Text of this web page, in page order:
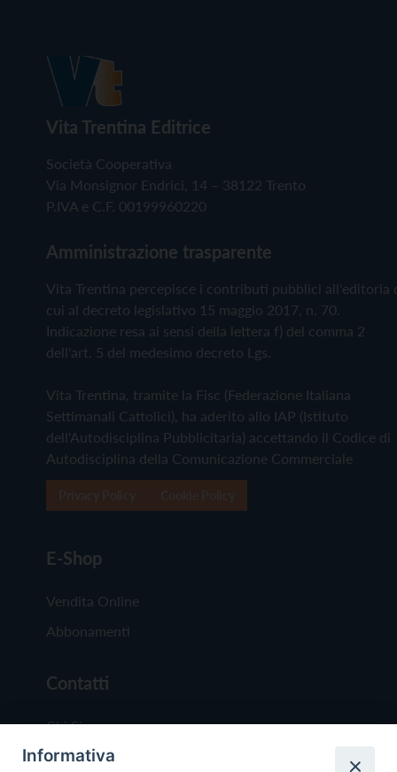
Vita Trentina Editrice
Società Cooperativa
Via Monsignor Endrici, 14 – 38122 Trento
P.IVA e C.F. 00199960220
Amministrazione trasparente
Vita Trentina percepisce i contributi pubblici all'editoria
cui al decreto legislativo 15 maggio 2017, n. 70.
Indicazione resa ai sensi della lettera f) del comma 2
dell'art. 5 del medesimo decreto Lgs.
Vita Trentina, tramite la Fisc (Federazione Italiana
Settimanali Cattolici), ha aderito allo IAP (Istituto
dell'Autodisciplina Pubblicitaria) accettando il Codice di
Autodisciplina della Comunicazione Commerciale
E-Shop
Vendita Online
Abbonamenti
Contatti
Chi Siamo
Redazione
Informativa